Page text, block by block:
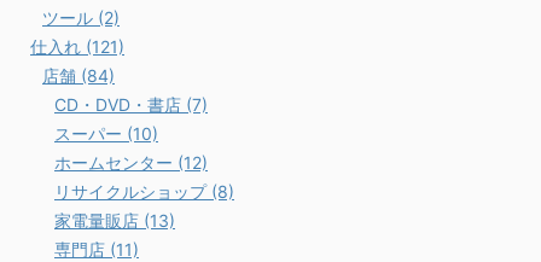
ツール (2)
仕入れ (121)
店舗 (84)
CD・DVD・書店 (7)
スーパー (10)
ホームセンター (12)
リサイクルショップ (8)
家電量販店 (13)
専門店 (11)